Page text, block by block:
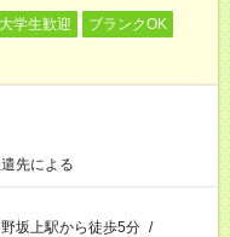
大学生歓迎
ブランクOK
先による
坂上駅から徒歩5分 /